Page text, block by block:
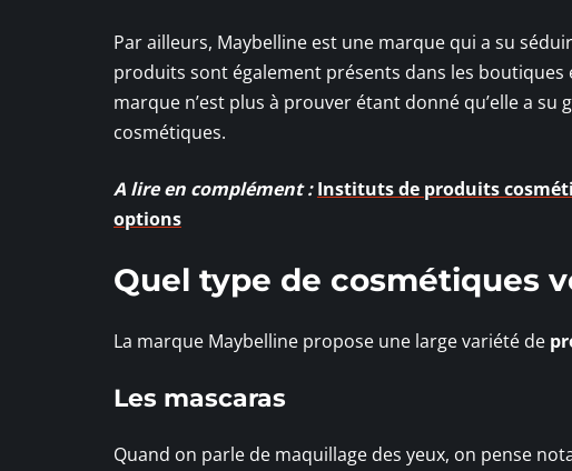
Par ailleurs, Maybelline est une marque qui a su
produits sont également présents dans les boutiques
marque n’est plus à prouver étant donné qu’elle a
cosmétiques.
A lire en complément : Instituts de produits
options
Quel type de cosmétiques
La marque Maybelline propose une large variété de
Les mascaras
Quand on parle de maquillage des yeux, on pense